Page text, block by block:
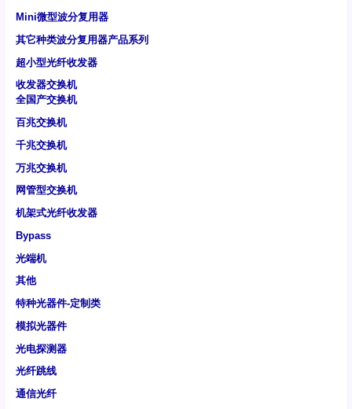
Mini微型波分复用器
其它种类波分复用器产品系列
超小型光纤收发器
收发器交换机
全国产交换机
百兆交换机
千兆交换机
万兆交换机
网管型交换机
机架式光纤收发器
Bypass
光端机
其他
特种光器件-定制类
模拟光器件
光电探测器
光纤跳线
通信光纤